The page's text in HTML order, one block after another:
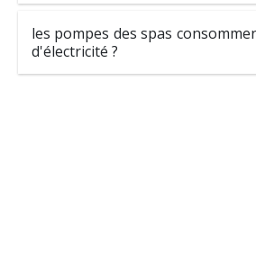
les pompes des spas
d'électricité ?